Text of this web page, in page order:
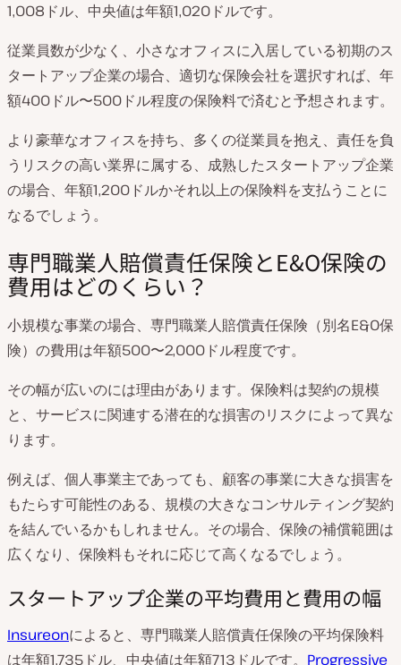
1,008ドル、中央値は年額1,020ドルです。
従業員数が少なく、小さなオフィスに入居している初期のス
タートアップ企業の場合、適切な保険会社を選択すれば、年
額400ドル〜500ドル程度の保険料で済むと予想されます。
より豪華なオフィスを持ち、多くの従業員を抱え、責任を負
うリスクの高い業界に属する、成熟したスタートアップ企業
の場合、年額1,200ドルかそれ以上の保険料を支払うことに
なるでしょう。
専門職業人賠償責任保険とE&O保険の
費用はどのくらい？
小規模な事業の場合、専門職業人賠償責任保険（別名E&O保
険）の費用は年額500〜2,000ドル程度です。
その幅が広いのには理由があります。保険料は契約の規模
と、サービスに関連する潜在的な損害のリスクによって異な
ります。
例えば、個人事業主であっても、顧客の事業に大きな損害を
もたらす可能性のある、規模の大きなコンサルティング契約
を結んでいるかもしれません。その場合、保険の補償範囲は
広くなり、保険料もそれに応じて高くなるでしょう。
スタートアップ企業の平均費用と費用の幅
Insureonによると、専門職業人賠償責任保険の平均保険料
は年額1,735ドル、中央値は年額713ドルです。 Progressive